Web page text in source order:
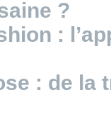
?
:
: de la